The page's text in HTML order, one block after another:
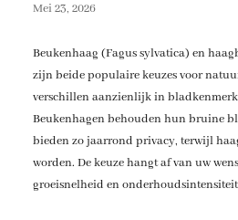
Mei 23, 2026
Beukenhaag (Fagus sylvatica) en
zijn beide populaire keuzes voor
verschillen aanzienlijk in
Beukenhagen behouden hun bruine
bieden zo jaarrond privacy, terwijl
worden. De keuze hangt af van uw
groeisnelheid en